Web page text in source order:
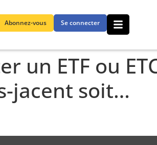
Abonnez-vous Se connecter
un ETF ou
jacent soit…